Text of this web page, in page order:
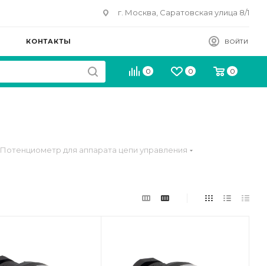
г. Москва, Саратовская улица 8/1
ВОЙТИ
КОНТАКТЫ
0 0 0
Потенциометр для аппарата цепи управления